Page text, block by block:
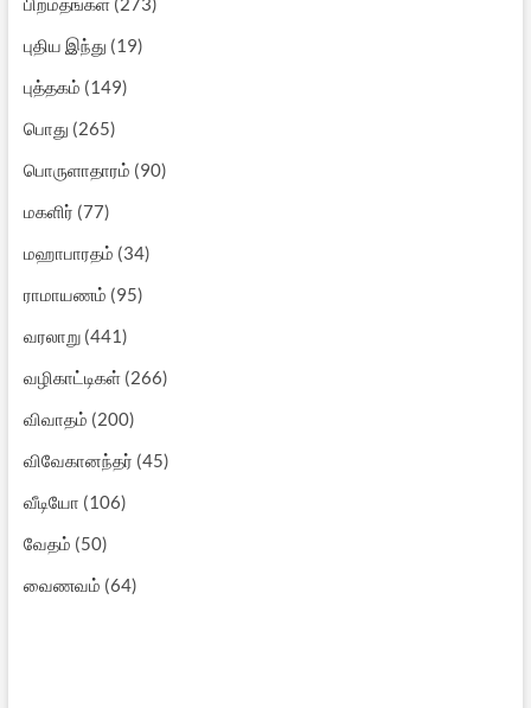
புதிய இந்து (19)
புத்தகம் (149)
பொது (265)
பொருளாதாரம் (90)
மகளிர் (77)
மஹாபாரதம் (34)
ராமாயணம் (95)
வரலாறு(441)
வழிகாட்டிகள்(266)
விவாதம் (200)
விவேகானந்தர் (45)
வீடியோ (106)
வேதம் (50)
வைணவம் (64)